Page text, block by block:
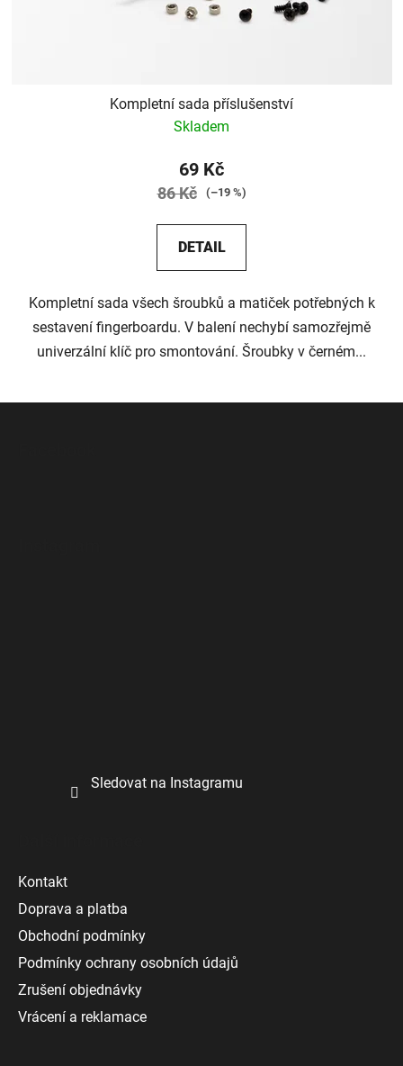
Kompletní sada příslušenství
Skladem
69 Kč
86 Kč (–19 %)
DETAIL
Kompletní sada všech šroubků a matiček potřebných k
sestavení fingerboardu. V balení nechybí samozřejmě
univerzální klíč pro smontování. Šroubky v černém...
Sledovat na Instagramu
Kontakt
Doprava a platba
Obchodní podmínky
Podmínky ochrany osobních údajů
Zrušení objednávky
Vrácení a reklamace